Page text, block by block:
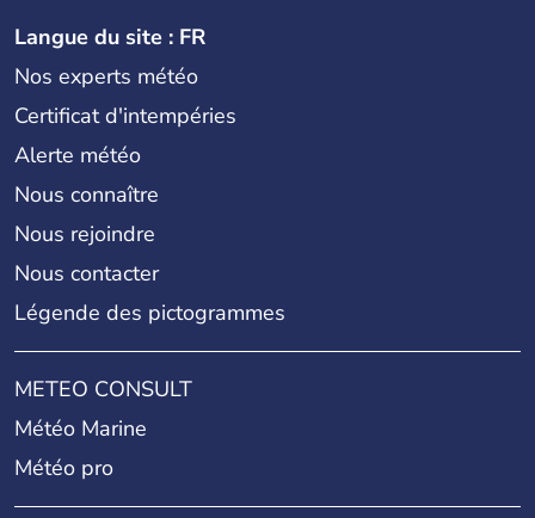
Langue du site : FR
Nos experts météo
Certificat d'intempéries
Alerte météo
Nous connaître
Nous rejoindre
Nous contacter
Légende des pictogrammes
METEO CONSULT
Météo Marine
Météo pro